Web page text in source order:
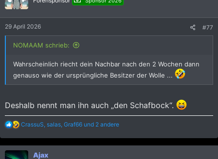
e
m
29 April 2026 #77
NOMAAM schrieb:
Wahrscheinlich riecht dein Nachbar nach den 2 Wochen dann
genauso wie der ursprüngliche Besitzer der Wolle ...
Deshalb nennt man ihn auch „den Schafbock“.
R
a
k
t
CrassuS salas Graf66 und 2 andere
Ajax